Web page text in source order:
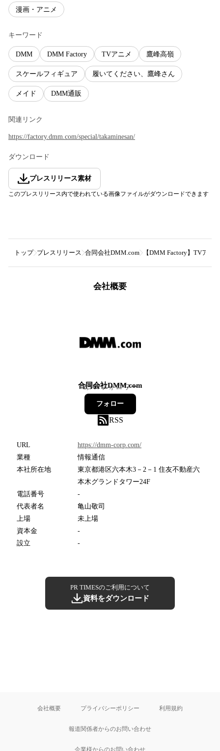
漫画・アニメ
キーワード
DMM DMM Factory TVアニメ 鷹峰高嶺
スケールフィギュア 履いてください、鷹峰さん
メイド DMM通販
関連リンク
https://factory.dmm.com/special/takaminesan/
ダウンロード
プレスリリース素材
このプレスリリース内で使われている画像ファイルがダウンロードできます
トップ プレスリリース 合同会社DMM.com 【DMM Factory】TVア
会社概要
合同会社DMM.com
2,967フォロワー
フォロー
RSS
URL
https://dmm-corp.com/
業種
情報通信
本社所在地
東京都港区六本木3－2－1 住友不動産六
本木グランドタワー24F
電話番号
-
代表者名
亀山敬司
上場
未上場
資本金
-
設立
-
PR TIMESのご利用について
資料をダウンロード
会社概要 プライバシーポリシー 利用規約
報道関係者からのお問い合わせ
企業様からのお問い合わせ